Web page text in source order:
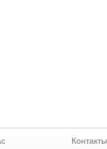
Контакты